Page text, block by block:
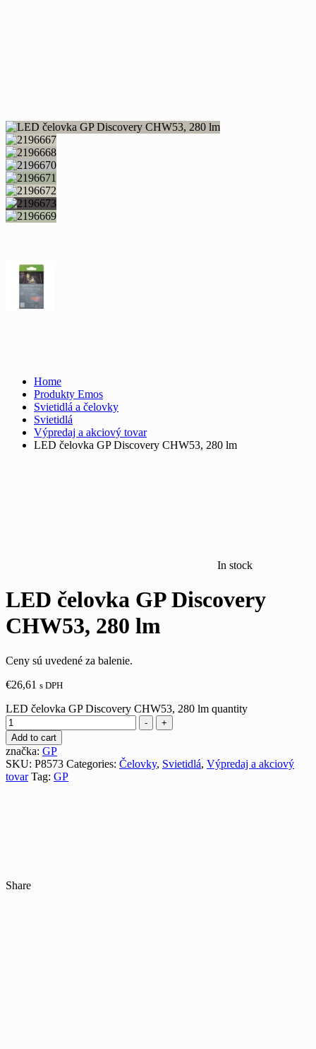
Home
Produkty Emos
Svietidlá a čelovky
Svietidlá
Výpredaj a akciový tovar
LED čelovka GP Discovery CHW53, 280 lm
In stock
LED čelovka GP Discovery
CHW53, 280 lm
Ceny sú uvedené za balenie.
€26,61 s DPH
LED čelovka GP Discovery CHW53, 280 lm quantity
-
+
Add to cart
značka: GP
SKU: P8573 Categories: Čelovky, Svietidlá, Výpredaj a akciový
tovar Tag: GP
Share